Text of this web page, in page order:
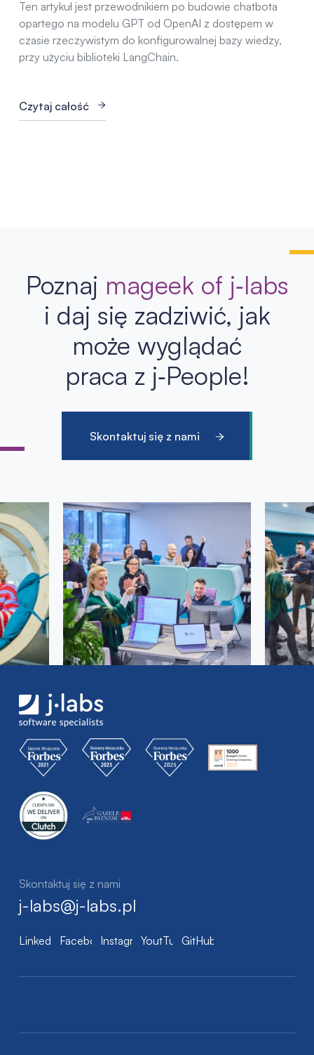
Ten artykuł jest przewodnikiem po budowie chatbota
opartego na modelu GPT od OpenAI z dostępem w
czasie rzeczywistym do konfigurowalnej bazy wiedzy,
przy użyciu biblioteki LangChain.
Czytaj całość
Poznaj mageek of j‑labs
i daj się zadziwić, jak
może wyglądać
praca z j‑People!
Skontaktuj się z nami
Skontaktuj się z nami
j-labs@j-labs.pl
LinkedIn FacebookInstagramYoutTubeGitHub